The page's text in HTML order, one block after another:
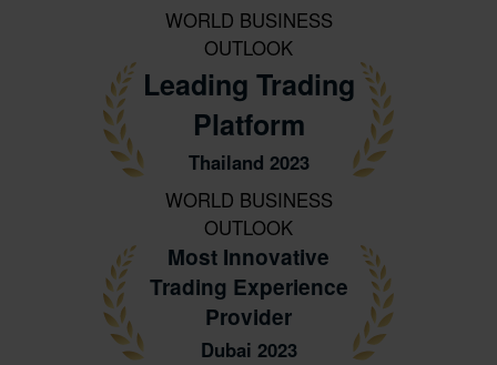
WORLD BUSINESS
OUTLOOK
Leading Trading
Platform
Thailand 2023
WORLD BUSINESS
OUTLOOK
Most Innovative
Trading Experience
Provider
Dubai 2023